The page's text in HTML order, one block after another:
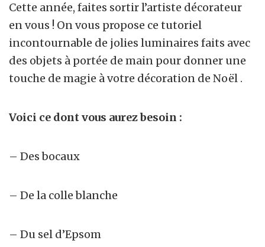
Cette année, faites sortir l’artiste décorateur
en vous ! On vous propose ce tutoriel
incontournable de jolies luminaires faits avec
des objets à portée de main pour donner une
touche de magie à votre décoration de Noël .
Voici ce dont vous aurez besoin :
– Des bocaux
– De la colle blanche
– Du sel d’Epsom